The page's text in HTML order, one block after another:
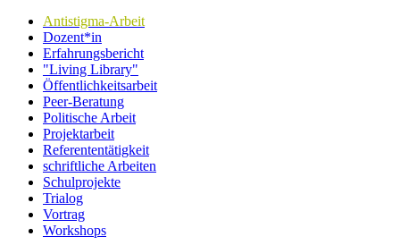
Antistigma-Arbeit
Dozent*in
Erfahrungsbericht
"Living Library"
Öffentlichkeitsarbeit
Peer-Beratung
Politische Arbeit
Projektarbeit
Referententätigkeit
schriftliche Arbeiten
Schulprojekte
Trialog
Vortrag
Workshops